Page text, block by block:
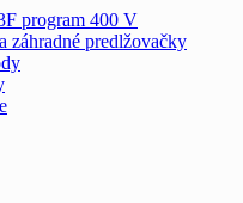
program 400 V
záhradné predlžovačky